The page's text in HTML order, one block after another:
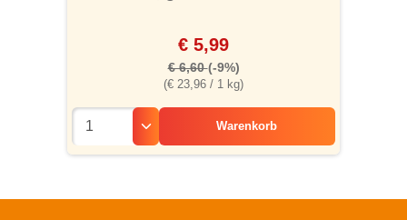
(€ 23,96 / 1 kg)
€ 5,99
€ 6,60(-9%)
Warenkorb